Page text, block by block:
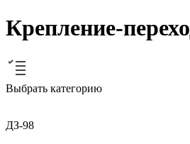
Крепление-
Выбрать категорию
ДЗ-98